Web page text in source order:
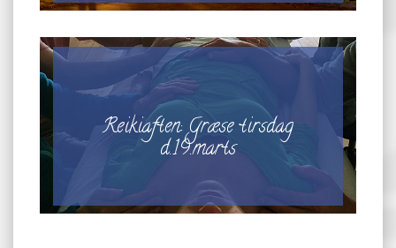
Reikiaften: Græse tirsdag
d.19.marts